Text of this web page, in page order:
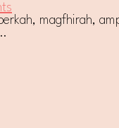
magfhirah,